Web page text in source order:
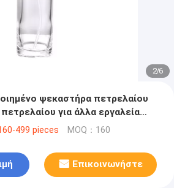
2/6
ψεκαστήρα πετρελαίου
για άλλα εργαλεία
499 pieces MOQ：160
Επικοινωνήστε